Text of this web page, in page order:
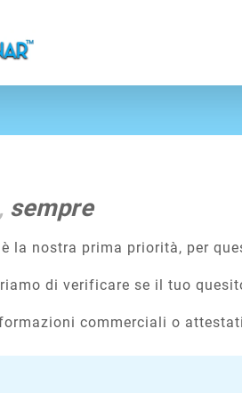
sempre
la nostra prima priorità, per
di verificare se il tuo
commerciali o